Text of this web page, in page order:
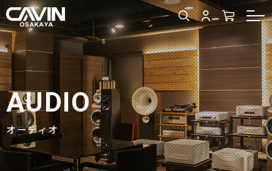
AUDIO
オーディオ